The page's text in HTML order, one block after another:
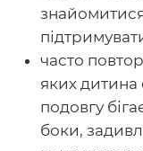
часто
яких дитина
подовгу
боки,